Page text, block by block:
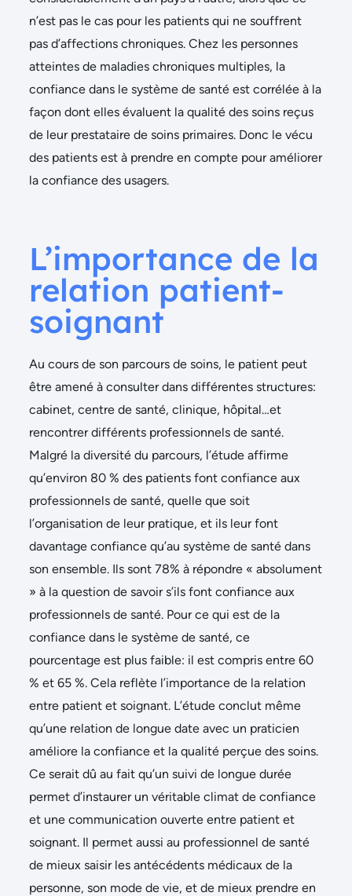
n’est pas le cas pour les patients qui ne souffrent
pas d’affections chroniques. Chez les personnes
atteintes de maladies chroniques multiples, la
confiance dans le système de santé est corrélée à la
façon dont elles évaluent la qualité des soins reçus
de leur prestataire de soins primaires. Donc le vécu
des patients est à prendre en compte pour améliorer
la confiance des usagers.
L’importance de la
relation patient-
soignant
Au cours de son parcours de soins, le patient peut
être amené à consulter dans différentes structures:
cabinet, centre de santé, clinique, hôpital…et
rencontrer différents professionnels de santé.
Malgré la diversité du parcours, l’étude affirme
qu’environ 80 % des patients font confiance aux
professionnels de santé, quelle que soit
l’organisation de leur pratique, et ils leur font
davantage confiance qu’au système de santé dans
son ensemble. Ils sont 78% à répondre « absolument
» à la question de savoir s’ils font confiance aux
professionnels de santé. Pour ce qui est de la
confiance dans le système de santé, ce
pourcentage est plus faible: il est compris entre 60
% et 65 %. Cela reflète l’importance de la relation
entre patient et soignant. L’étude conclut même
qu’une relation de longue date avec un praticien
améliore la confiance et la qualité perçue des soins.
Ce serait dû au fait qu’un suivi de longue durée
permet d’instaurer un véritable climat de confiance
et une communication ouverte entre patient et
soignant. Il permet aussi au professionnel de santé
de mieux saisir les antécédents médicaux de la
personne, son mode de vie, et de mieux prendre en